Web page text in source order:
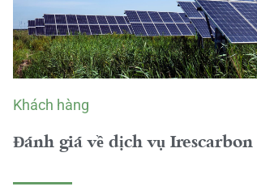
Khách hàng
Đánh giá về dịch vụ Irescarbon